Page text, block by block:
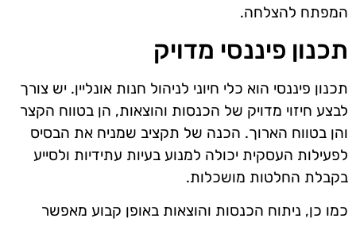
המפתח להצלחה.
תכנון פיננסי מדויק
תכנון פיננסי הוא כלי חיוני לניהול חנות אונליין. יש צורך
לבצע חיזוי מדויק של הכנסות והוצאות, הן בטווח הקצר
והן בטווח הארוך. הכנה של תקציב שמניח את הבסיס
לפעילות העסקית יכולה למנוע בעיות עתידיות ולסייע
בקבלת החלטות מושכלות.
כמו כן, ניתוח הכנסות והוצאות באופן קבוע מאפשר